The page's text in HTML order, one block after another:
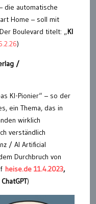
die automatische
Home – soll mit
Boulevard titelt: „KI
)
/
KI-Pionier“ – so der
ein Thema, das in
wirklich
verständlich
/ AI Artificial
Durchbruch von
heise.de 11.4.2023,
)